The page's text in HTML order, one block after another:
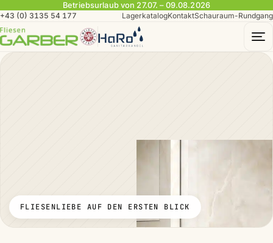
Betriebsurlaub von 27.07. – 09.08.2026
+43 (0) 3135 54 177
LagerkatalogKontaktSchauraum-Rundgang
FLIESENLIEBE AUF DEN ERSTEN BLICK